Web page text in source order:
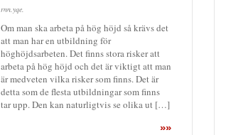
rnn.yqe.
Om man ska arbeta på hög höjd så krävs det
att man har en utbildning för
höghöjdsarbeten. Det finns stora risker att
arbeta på hög höjd och det är viktigt att man
är medveten vilka risker som finns. Det är
detta som de flesta utbildningar som finns
tar upp. Den kan naturligtvis se olika ut […]
»»